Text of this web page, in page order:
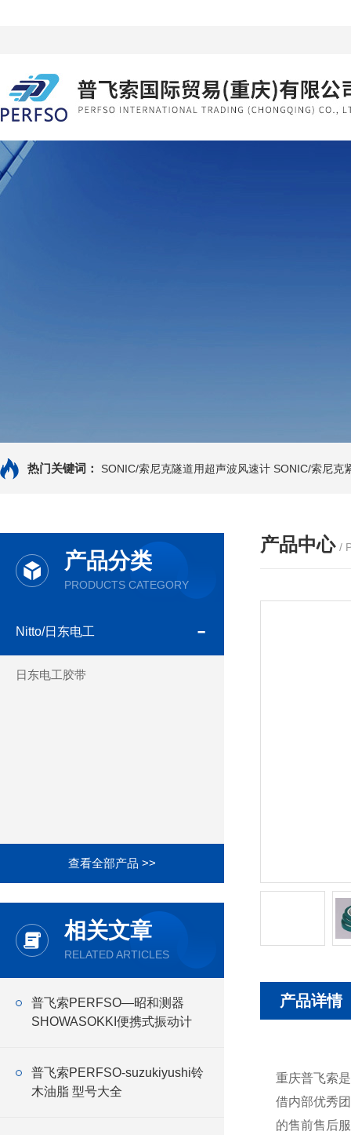
热门关键词： SONIC/索尼克隧道用超声波风速计 SONIC/索尼克
产品分类
PRODUCTS CATEGORY
Nitto/日东电工
日东电工胶带
查看全部产品 >>
相关文章
RELATED ARTICLES
普飞索PERFSO—昭和测器
SHOWASOKKI便携式振动计
普飞索PERFSO-suzukiyushi铃
木油脂 型号大全
产品中心 /
产品详情
重庆普飞索
借内部优秀
的售前售后